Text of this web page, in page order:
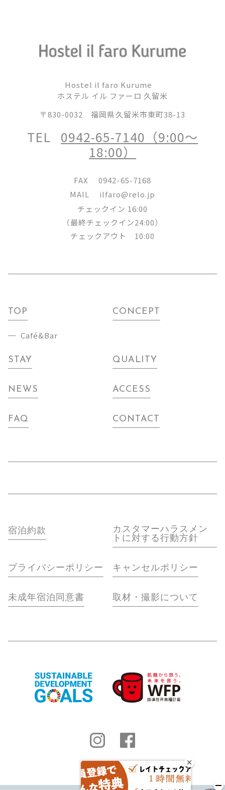
Hostel il faro Kurume
ホステル イル ファーロ 久留米
〒830-0032福岡県久留米市東町38-13
TEL
0942-65-7140（9:00～
18:00）
FAX
0942-65-7168
MAIL
ilfaro@relo.jp
チェックイン 16:00
（最終チェックイン24:00）
チェックアウト 10:00
TOP
Café&Bar
CONCEPT
STAY QUALITY
NEWS ACCESS
FAQ CONTACT
宿泊約款
カスタマーハラスメン
トに対する行動方針
プライバシーポリシー キャンセルポリシー
未成年宿泊同意書 取材・撮影について